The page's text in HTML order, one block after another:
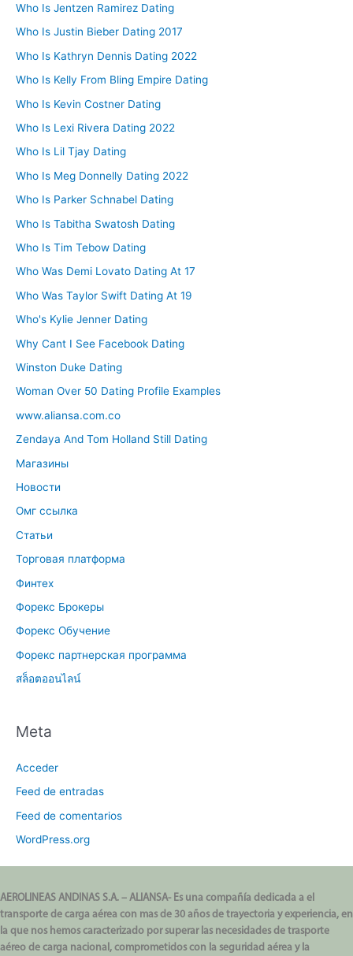
Who Is Jentzen Ramirez Dating
Who Is Justin Bieber Dating 2017
Who Is Kathryn Dennis Dating 2022
Who Is Kelly From Bling Empire Dating
Who Is Kevin Costner Dating
Who Is Lexi Rivera Dating 2022
Who Is Lil Tjay Dating
Who Is Meg Donnelly Dating 2022
Who Is Parker Schnabel Dating
Who Is Tabitha Swatosh Dating
Who Is Tim Tebow Dating
Who Was Demi Lovato Dating At 17
Who Was Taylor Swift Dating At 19
Who's Kylie Jenner Dating
Why Cant I See Facebook Dating
Winston Duke Dating
Woman Over 50 Dating Profile Examples
www.aliansa.com.co
Zendaya And Tom Holland Still Dating
Магазины
Новости
Омг ссылка
Статьи
Торговая платформа
Финтех
Форекс Брокеры
Форекс Обучение
Форекс партнерская программа
สล็อตออนไลน์
Meta
Acceder
Feed de entradas
Feed de comentarios
WordPress.org
AEROLINEAS ANDINAS S.A. – ALIANSA- Es una compañía dedicada a el
transporte de carga aérea con mas de 30 años de trayectoria y experiencia, en
la que nos hemos caracterizado por superar las necesidades de trasporte
aéreo de carga nacional, comprometidos con la seguridad aérea y la